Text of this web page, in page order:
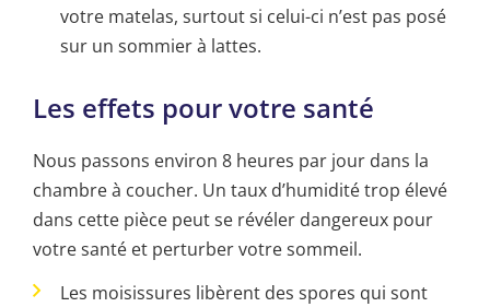
votre matelas, surtout si celui-ci n’est pas posé
sur un sommier à lattes.
Les effets pour votre santé
Nous passons environ 8 heures par jour dans la
chambre à coucher. Un taux d’humidité trop élevé
dans cette pièce peut se révéler dangereux pour
votre santé et perturber votre sommeil.
Les moisissures libèrent des spores qui sont